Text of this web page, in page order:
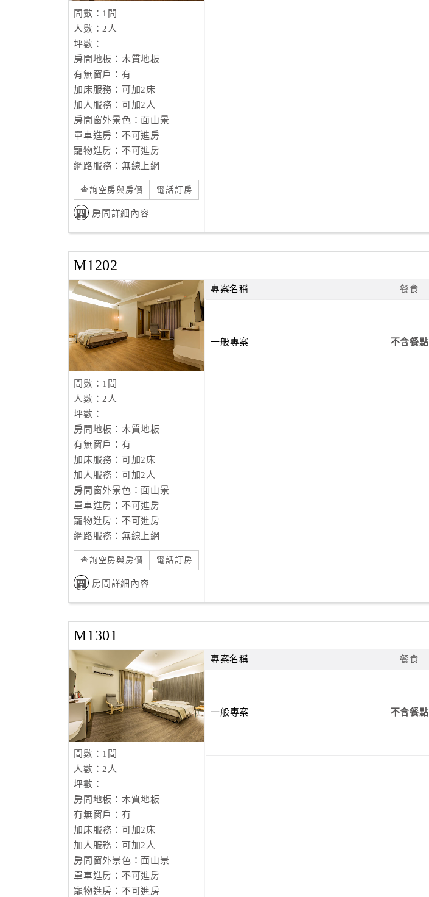
間數：1間
人數：2人
坪數：
房間地板：木質地板
有無窗戶：有
加床服務：可加2床
加人服務：可加2人
房間窗外景色：面山景
單車進房：不可進房
寵物進房：不可進房
網路服務：無線上網
查詢空房與房價 電話訂房
房間詳細內容
M1202
間數：1間
人數：2人
坪數：
房間地板：木質地板
有無窗戶：有
加床服務：可加2床
加人服務：可加2人
房間窗外景色：面山景
單車進房：不可進房
寵物進房：不可進房
網路服務：無線上網
查詢空房與房價 電話訂房
房間詳細內容
專案名稱 餐食
一般專案 不含餐點
M1301
間數：1間
人數：2人
坪數：
房間地板：木質地板
有無窗戶：有
加床服務：可加2床
加人服務：可加2人
房間窗外景色：面山景
單車進房：不可進房
寵物進房：不可進房
專案名稱 餐食
一般專案 不含餐點